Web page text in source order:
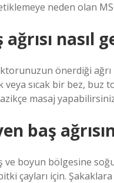
neden olan
nasıl
önerdiği
veya sıcak bir bez, buz
masaj
baş
ve boyun bölgesine
çayları için.